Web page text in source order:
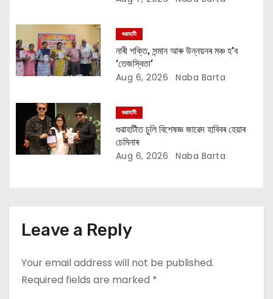
o
n
গুৱাহাটী
নাৰী শক্তি, সন্মান আৰু উন্নয়নৰ মঞ্চ হ’ব
‘তেজস্বিতা’
Aug 6, 2026 Naba Barta
গুৱাহাটী
গুৱাহাটীত চুলি বিশেষজ্ঞ জাৱেদ হাবিবৰ হেয়াৰ
চেমিনাৰ
Aug 6, 2026 Naba Barta
Leave a Reply
Your email address will not be published.
Required fields are marked *